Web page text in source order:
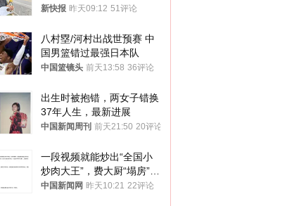
新快报 昨天09:12 51评论
八村塁/河村出战世预赛 中
国男篮错过最强日本队
中国篮镜头 前天13:58 36评论
出生时被抱错，两女子错换
37年人生，最新进展
中国新闻周刊 前天21:50 20评论
一段视频就能炒出“全国小
炒肉大王”，费大厨“塌房”了
吗？
中国新闻网 昨天10:21 22评论